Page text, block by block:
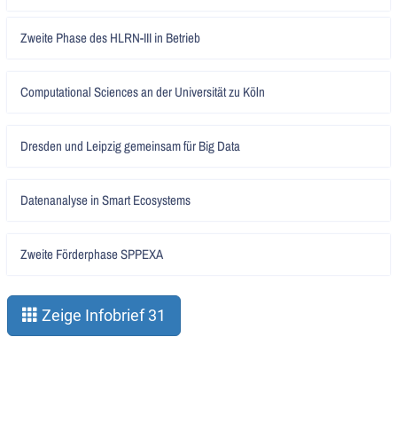
Zweite Phase des HLRN-III in Betrieb
Computational Sciences an der Universität zu Köln
Dresden und Leipzig gemeinsam für Big Data
Datenanalyse in Smart Ecosystems
Zweite Förderphase SPPEXA
Zeige Infobrief 31